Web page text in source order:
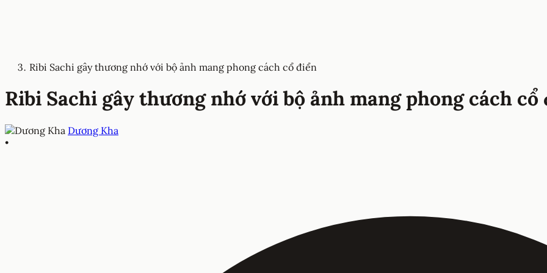
Ribi Sachi gây thương nhớ với bộ ảnh mang phong cách cổ điển
Ribi Sachi gây thương nhớ với bộ ảnh mang phong cách cổ
Dương Kha
•